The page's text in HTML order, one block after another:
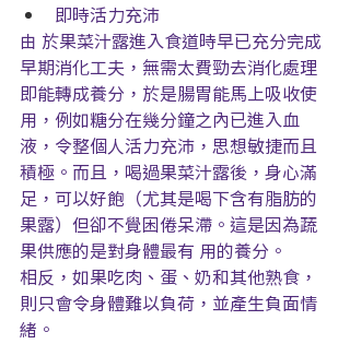
即時活力充沛
由 於果菜汁露進入食道時早已充分完成
早期消化工夫，無需太費勁去消化處理
即能轉成養分，於是腸胃能馬上吸收使
用，例如糖分在幾分鐘之內已進入血
液，令整個人活力充沛，思想敏捷而且
積極。而且，喝過果菜汁露後，身心滿
足，可以好飽（尤其是喝下含有脂肪的
果露）但卻不覺困倦呆滯。這是因為蔬
果供應的是對身體最有 用的養分。
相反，如果吃肉、蛋、奶和其他熟食，
則只會令身體難以負荷，並產生負面情
緒。